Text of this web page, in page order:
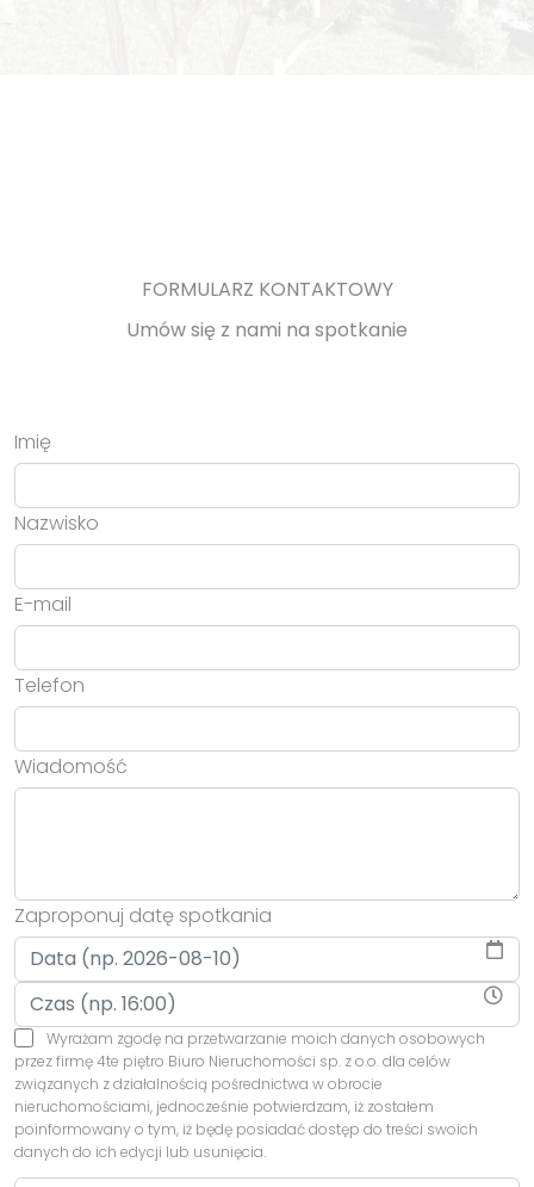
FORMULARZ KONTAKTOWY
Umów się z nami na spotkanie
Imię
Nazwisko
E-mail
Telefon
Wiadomość
Zaproponuj datę spotkania
Wyrażam zgodę na przetwarzanie moich danych osobowych
przez firmę 4te piętro Biuro Nieruchomości sp. z o.o. dla celów
związanych z działalnością pośrednictwa w obrocie
nieruchomościami, jednocześnie potwierdzam, iż zostałem
poinformowany o tym, iż będę posiadać dostęp do treści swoich
danych do ich edycji lub usunięcia.